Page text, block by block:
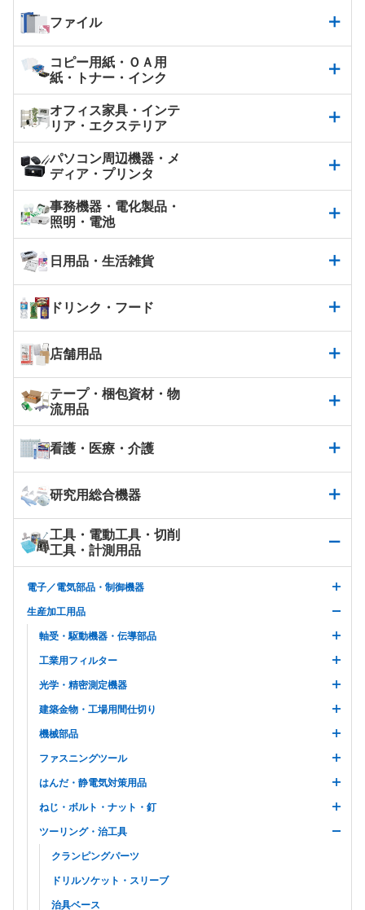
ファイル
コピー用紙・ＯＡ用
紙・トナー・インク
オフィス家具・インテ
リア・エクステリア
パソコン周辺機器・メ
ディア・プリンタ
事務機器・電化製品・
照明・電池
日用品・生活雑貨
ドリンク・フード
店舗用品
テープ・梱包資材・物
流用品
看護・医療・介護
研究用総合機器
工具・電動工具・切削
工具・計測用品
電子／電気部品・制御機器
生産加工用品
軸受・駆動機器・伝導部品
工業用フィルター
光学・精密測定機器
建築金物・工場用間仕切り
機械部品
ファスニングツール
はんだ・静電気対策用品
ねじ・ボルト・ナット・釘
ツーリング・治工具
クランピングパーツ
ドリルソケット・スリーブ
治具ベース